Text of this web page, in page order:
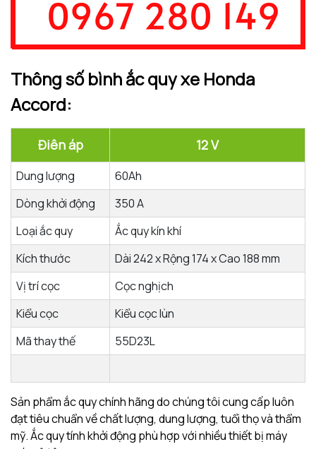
Thông số bình ắc quy xe Honda
Accord:
Điên áp 12 V
Dung lượng
60Ah
Dòng khởi động
350 A
Loại ắc quy
Ắc quy kín khí
Kích thước
Dài 242 x Rộng 174 x Cao 188 mm
Vị trí cọc
Cọc nghịch
Kiểu cọc
Kiểu cọc lùn
Mã thay thế
55D23L
Sản phẩm ắc quy chính hãng do chúng tôi cung cấp luôn
đạt tiêu chuẩn về chất lượng, dung lượng, tuổi thọ và thẩm
mỹ. Ắc quy tính khởi động phù hợp với nhiều thiết bị máy